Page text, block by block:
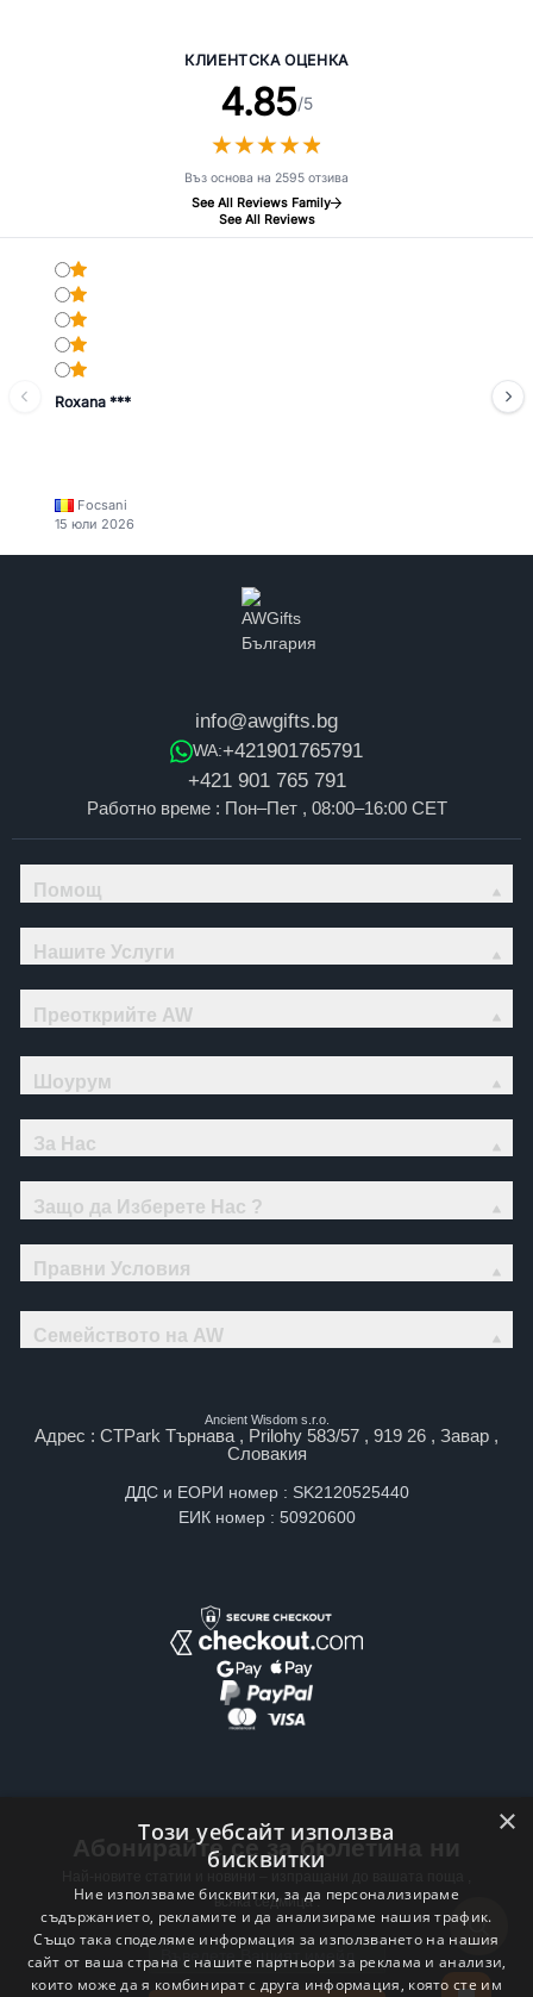
КЛИЕНТСКА ОЦЕНКА
4.85/5
★★★★★
★★★★★
Въз основа на 2595 отзива
See All Reviews Family
See All Reviews
Roxana ***
Focsani
15 юли 2026
info@awgifts.bg
WA:+421901765791
+421 901 765 791
Работно време : Пон–Пет , 08:00–16:00 CET
Помощ
Нашите Услуги
Преоткрийте AW
Шоурум
За Нас
Защо да Изберете Нас ?
Правни Условия
Семейството на AW
Ancient Wisdom s.r.o.
Адрес : CTPark Търнава , Prilohy 583/57 , 919 26 , Завар ,
Словакия
ДДС и ЕОРИ номер : SK2120525440
ЕИК номер : 50920600
Абонирайте се за бюлетина ни
всяка седмица .
Email address
×
Този уебсайт използва
бисквитки
Ние използваме бисквитки, за да персонализираме
съдържанието, рекламите и да анализираме нашия трафик.
Също така споделяме информация за използването на нашия
сайт от ваша страна с нашите партньори за реклама и анализи,
които може да я комбинират с друга информация, която сте им